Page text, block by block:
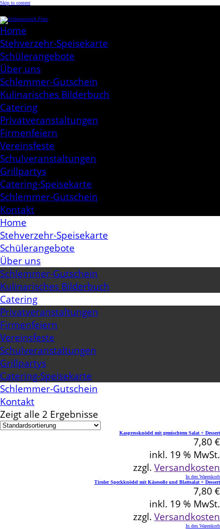
Skip to content
Home
Stehverzehr-Speisekarte
Schülerangebote
Über uns
Schlemmer-Gutschein
Kulinarisches Bilderbuch
Catering
Privatveranstaltungen
Firmenfeiern
Vereinsfeste
Schulveranstaltungen
Grillpartys
Catering-Speisekarte
Schlemmer-Gutschein
Kontakt
Home
Stehverzehr-Speisekarte
Schülerangebote
Über uns
Schlemmer-Gutschein
Kulinarisches Bilderbuch
Catering
Privatveranstaltungen
Firmenfeiern
Vereinsfeste
Schulveranstaltungen
Grillpartys
Catering-Speisekarte
Schlemmer-Gutschein
Kontakt
Zeigt alle 2 Ergebnisse
Kaspressknödel mit gemischtem Salat + Dessert
7,80 €
inkl. 19 % MwSt.
zzgl. Versandkosten
In den Warenkorb
Tiroler Speckknödel mit Käsesoße und Blattsalat + Dessert
7,80 €
inkl. 19 % MwSt.
zzgl. Versandkosten
In den Warenkorb